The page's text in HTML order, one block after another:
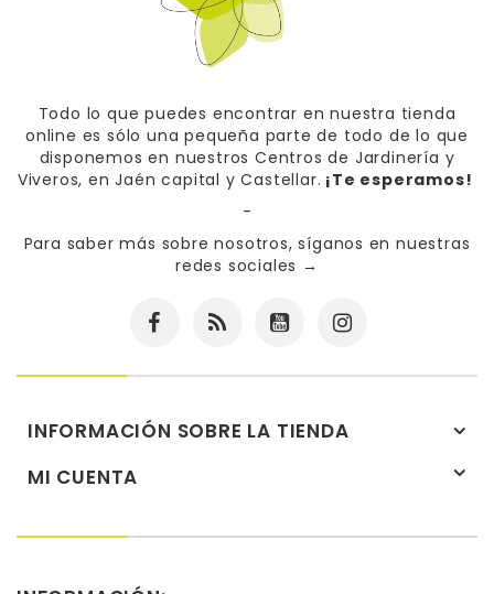
Todo lo que puedes encontrar en nuestra tienda
online es sólo una pequeña parte de todo de lo que
disponemos en nuestros Centros de Jardinería y
Viveros, en Jaén capital y Castellar. ¡Te esperamos!
-
Para saber más sobre nosotros, síganos en nuestras
redes sociales →
INFORMACIÓN SOBRE LA TIENDA
MI CUENTA